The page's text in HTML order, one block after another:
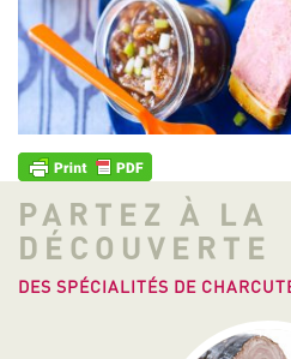
PARTEZ À LA
DÉCOUVERTE
DES SPÉCIALITÉS DE